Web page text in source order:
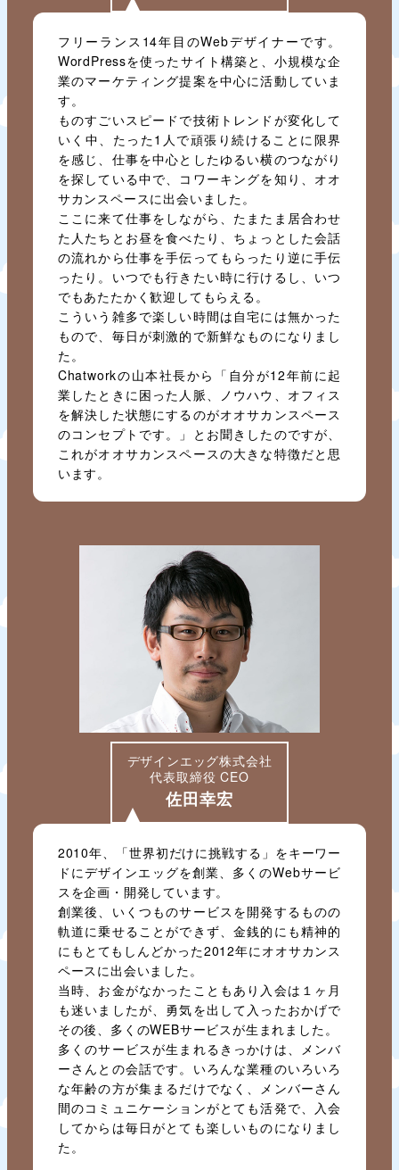
フリーランス14年目のWebデザイナーです。
WordPressを使ったサイト構築と、小規模な企
業のマーケティング提案を中心に活動していま
す。
ものすごいスピードで技術トレンドが変化して
いく中、たった1人で頑張り続けることに限界
を感じ、仕事を中心としたゆるい横のつながり
を探している中で、コワーキングを知り、オオ
サカンスペースに出会いました。
ここに来て仕事をしながら、たまたま居合わせ
た人たちとお昼を食べたり、ちょっとした会話
の流れから仕事を手伝ってもらったり逆に手伝
ったり。いつでも行きたい時に行けるし、いつ
でもあたたかく歓迎してもらえる。
こういう雑多で楽しい時間は自宅には無かった
もので、毎日が刺激的で新鮮なものになりまし
た。
Chatworkの山本社長から「自分が12年前に起
業したときに困った人脈、ノウハウ、オフィス
を解決した状態にするのがオオサカンスペース
のコンセプトです。」とお聞きしたのですが、
これがオオサカンスペースの大きな特徴だと思
います。
デザインエッグ株式会社
代表取締役 CEO
佐田幸宏
2010年、「世界初だけに挑戦する」をキーワー
ドにデザインエッグを創業、多くのWebサービ
スを企画・開発しています。
創業後、いくつものサービスを開発するものの
軌道に乗せることができず、金銭的にも精神的
にもとてもしんどかった2012年にオオサカンス
ペースに出会いました。
当時、お金がなかったこともあり入会は１ヶ月
も迷いましたが、勇気を出して入ったおかげで
その後、多くのWEBサービスが生まれました。
多くのサービスが生まれるきっかけは、メンバ
ーさんとの会話です。いろんな業種のいろいろ
な年齢の方が集まるだけでなく、メンバーさん
間のコミュニケーションがとても活発で、入会
してからは毎日がとても楽しいものになりまし
た。